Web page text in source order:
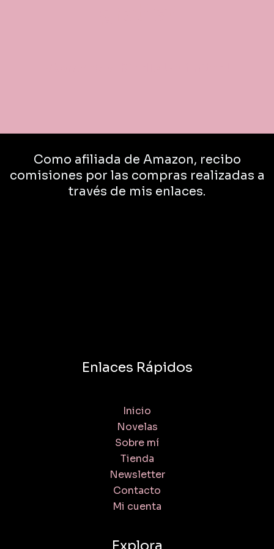
Como afiliada de Amazon, recibo
comisiones por las compras realizadas a
través de mis enlaces.
Enlaces Rápidos
Inicio
Novelas
Sobre mí
Tienda
Newsletter
Contacto
Mi cuenta
Explora